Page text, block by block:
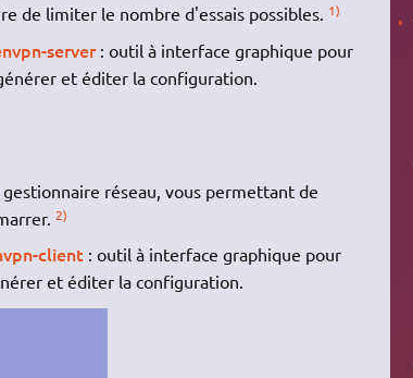
de limiter le nombre d'essais possibles. 1)
server: outil à interface graphique pour
et éditer la configuration.
réseau, vous permettant de
2)
client : outil à interface graphique pour
et éditer la configuration.